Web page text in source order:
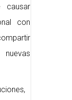
causar
con